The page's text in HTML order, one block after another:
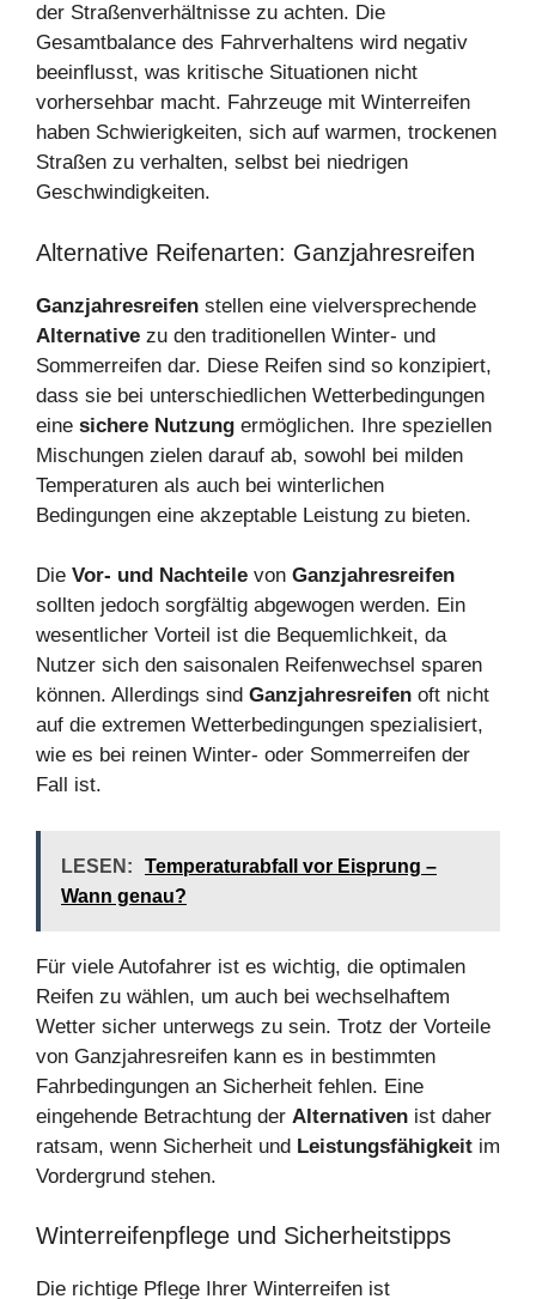
der Straßenverhältnisse zu achten. Die
Gesamtbalance des Fahrverhaltens wird negativ
beeinflusst, was kritische Situationen nicht
vorhersehbar macht. Fahrzeuge mit Winterreifen
haben Schwierigkeiten, sich auf warmen, trockenen
Straßen zu verhalten, selbst bei niedrigen
Geschwindigkeiten.
Alternative Reifenarten: Ganzjahresreifen
Ganzjahresreifen stellen eine vielversprechende
Alternative zu den traditionellen Winter- und
Sommerreifen dar. Diese Reifen sind so konzipiert,
dass sie bei unterschiedlichen Wetterbedingungen
eine sichere Nutzung ermöglichen. Ihre speziellen
Mischungen zielen darauf ab, sowohl bei milden
Temperaturen als auch bei winterlichen
Bedingungen eine akzeptable Leistung zu bieten.
Die Vor- und Nachteile von Ganzjahresreifen
sollten jedoch sorgfältig abgewogen werden. Ein
wesentlicher Vorteil ist die Bequemlichkeit, da
Nutzer sich den saisonalen Reifenwechsel sparen
können. Allerdings sind Ganzjahresreifen oft nicht
auf die extremen Wetterbedingungen spezialisiert,
wie es bei reinen Winter- oder Sommerreifen der
Fall ist.
LESEN:
Temperaturabfall vor Eisprung –
Wann genau?
Für viele Autofahrer ist es wichtig, die optimalen
Reifen zu wählen, um auch bei wechselhaftem
Wetter sicher unterwegs zu sein. Trotz der Vorteile
von Ganzjahresreifen kann es in bestimmten
Fahrbedingungen an Sicherheit fehlen. Eine
eingehende Betrachtung der Alternativen ist daher
ratsam, wenn Sicherheit und Leistungsfähigkeit im
Vordergrund stehen.
Winterreifenpflege und Sicherheitstipps
Die richtige Pflege Ihrer Winterreifen ist